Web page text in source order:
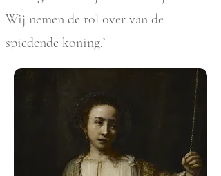
Wij nemen de rol over van de
spiedende koning.’